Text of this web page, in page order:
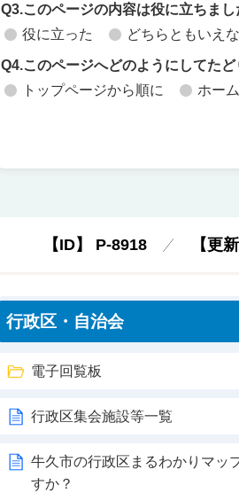
Q3.このページの内容は役に立ちまし
役に立った
どちらともいえ
Q4.このページへどのようにしてたど
トップページから順に
ホー
【ID】 P-8918 【更
行政区・自治会
電子回覧板
行政区集会施設等一覧
牛久市の行政区まるわかりマッ
すか？